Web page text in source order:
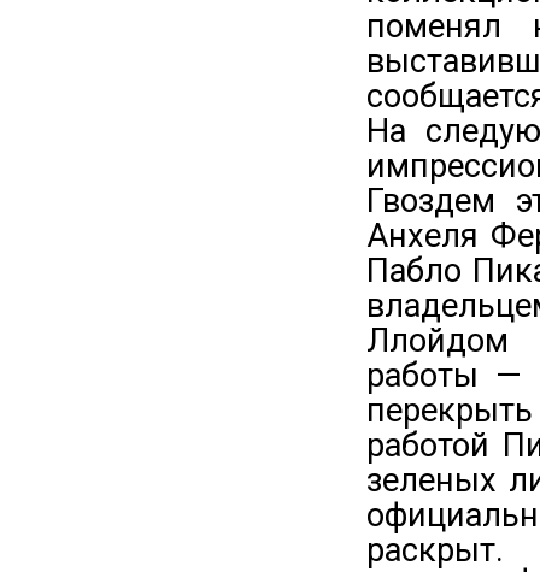
поменял
На
Гвоздем
Анхеля
Пабло
Ллойдом
работы —
работой
зеленых